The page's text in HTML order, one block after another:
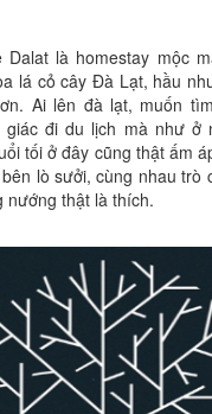
Dalat là homestay mộc
lá cỏ cây Đà Lạt, hầu
Ai lên đà lạt, muốn
giác đi du lịch mà như ở
tối ở đây cũng thật ấm
lò sưởi, cùng nhau trò
nướng thật là thích.